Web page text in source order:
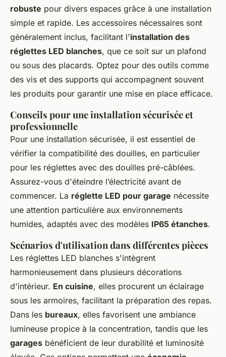
robuste pour divers espaces grâce à une installation
simple et rapide. Les accessoires nécessaires sont
généralement inclus, facilitant l'installation des
réglettes LED blanches, que ce soit sur un plafond
ou sous des placards. Optez pour des outils comme
des vis et des supports qui accompagnent souvent
les produits pour garantir une mise en place efficace.
Conseils pour une installation sécurisée et
professionnelle
Pour une installation sécurisée, il est essentiel de
vérifier la compatibilité des douilles, en particulier
pour les réglettes avec des douilles pré-câblées.
Assurez-vous d'éteindre l’électricité avant de
commencer. La réglette LED pour garage nécessite
une attention particulière aux environnements
humides, adaptés avec des modèles IP65 étanches.
Scénarios d'utilisation dans différentes pièces
Les réglettes LED blanches s'intègrent
harmonieusement dans plusieurs décorations
d'intérieur. En cuisine, elles procurent un éclairage
sous les armoires, facilitant la préparation des repas.
Dans les bureaux, elles favorisent une ambiance
lumineuse propice à la concentration, tandis que les
garages bénéficient de leur durabilité et luminosité